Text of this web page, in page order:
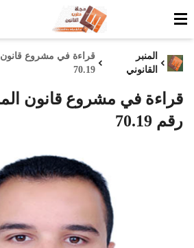
المنبر
القانوني
70.19
رقم 70.19